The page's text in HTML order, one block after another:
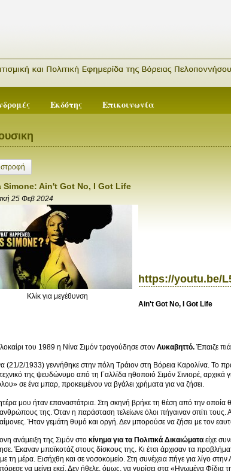
Εκδότης Επικοινωνία
Simone: Ain't Got No, I Got Life
25 Φεβ 2024
Κλίκ για μεγέθυνση
https://youtu.be/
Ain't Got No, I Got Life
του 1989 η Νίνα Σιμόν τραγούδησε στον Λυκαβηττό. Έπαιζε
(21/2/1933) γεννήθηκε στην πόλη Τράιον στη Βόρεια Καρολίνα. Το
της ψευδώνυμο από τη Γαλλίδα ηθοποιό Σιμόν Σινιορέ,
σε ένα μπαρ, προκειμένου να βγάλει χρήματα για να ζήσει.
μου ήταν επαναστάτρια. Στη σκηνή βρήκε τη θέση από την οποία
της. Όταν η παράσταση τελείωνε όλοι πήγαιναν σπίτι τους.
Ήταν γεμάτη θυμό και οργή. Δεν μπορούσε να ζήσει με τον
ανάμειξη της Σιμόν στο κίνημα για τα Πολιτικά Δικαιώματα είχε
Έκαναν μποϊκοτάζ στους δίσκους της. Κι έτσι άρχισαν τα
τη μέρα. Εισήχθη και σε νοσοκομείο. Στη συνέχεια πήγε για λίγο
να μείνει εκεί. Δεν ήθελε, όμως, να γυρίσει στα «Ηνωμένα Φίδια